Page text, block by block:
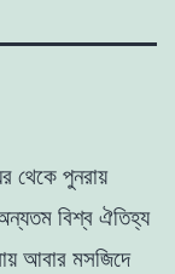
থেকে পুনরায়
বিশ্ব ঐতিহ্য
আবার মসজিদে